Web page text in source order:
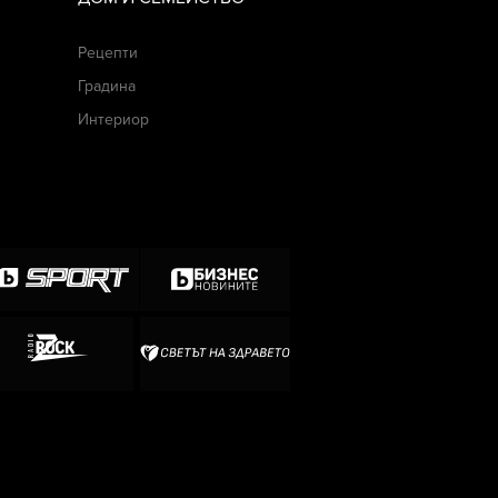
Рецепти
Градина
Интериор